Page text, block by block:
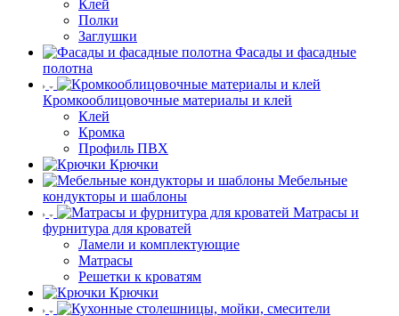
Клей
Полки
Заглушки
Фасады и фасадные
полотна
Кромкооблицовочные материалы и клей
Клей
Кромка
Профиль ПВХ
Крючки
Мебельные
кондукторы и шаблоны
Матрасы и
фурнитура для кроватей
Ламели и комплектующие
Матрасы
Решетки к кроватям
Крючки